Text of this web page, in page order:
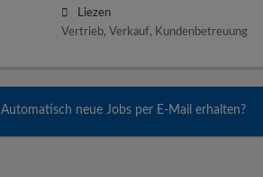
Liezen
Vertrieb, Verkauf, Kundenbetreuung
Automatisch neue Jobs per E-Mail erhalten?